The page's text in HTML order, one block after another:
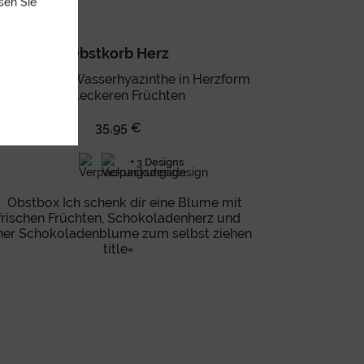
Obstkorb Herz
aus Wasserhyazinthe in Herzform
mit leckeren Früchten
35,95 €
+ 3 Designs